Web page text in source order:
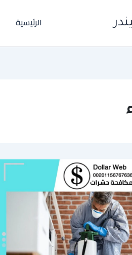
الرئيسية